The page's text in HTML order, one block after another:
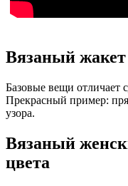
Вязаный
Базовые вещи отличает
Прекрасный пример:
узора.
Вязаный
цвета